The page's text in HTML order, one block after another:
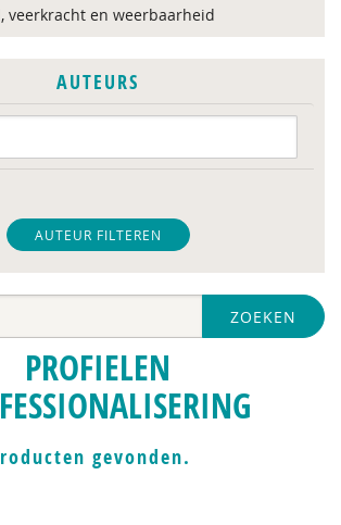
veerkracht en weerbaarheid
AUTEURS
AUTEUR FILTEREN
ZOEKEN
PROFIELEN
gevonden.